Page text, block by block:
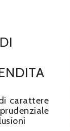
carattere